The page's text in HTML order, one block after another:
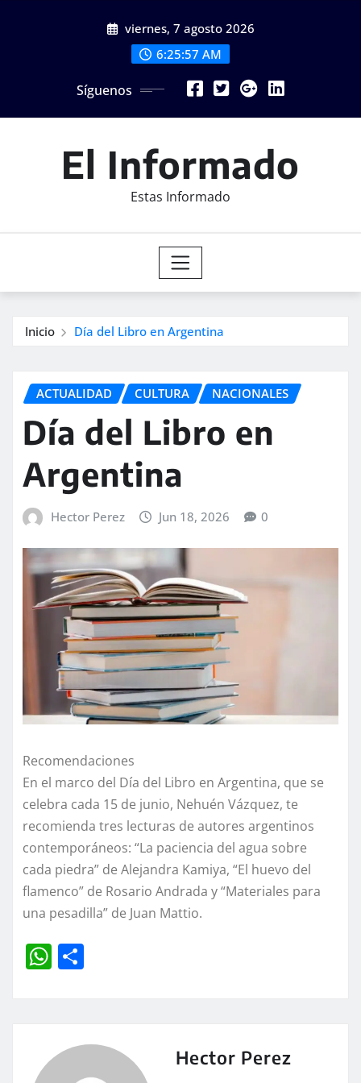
viernes, 7 agosto 2026
6:25:59 AM
Síguenos
El Informado
Estas Informado
Inicio Día del Libro en Argentina
ACTUALIDAD CULTURA NACIONALES
Día del Libro en
Argentina
Hector Perez Jun 18, 2026 0
Recomendaciones
En el marco del Día del Libro en Argentina, que se
celebra cada 15 de junio, Nehuén Vázquez, te
recomienda tres lecturas de autores argentinos
contemporáneos: “La paciencia del agua sobre
cada piedra” de Alejandra Kamiya, “El huevo del
flamenco” de Rosario Andrada y “Materiales para
una pesadilla” de Juan Mattio.
W
A Hector Perez